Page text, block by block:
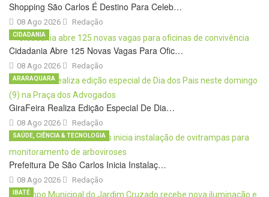
Shopping São Carlos É Destino Para Celeb…
08 Ago 2026 Redação
Cidadania Abre 125 Novas Vagas Para Ofic…
08 Ago 2026
CIDADANIA
Redação
GiraFeira Realiza Edição Especial De Dia…
08 Ago 2026
ARARAQUARA
Redação
Prefeitura De São Carlos Inicia Instalaç…
08 Ago 2026
SAÚDE, CIÊNCIA & TECNOLOGIA
Redação
IBATÉ